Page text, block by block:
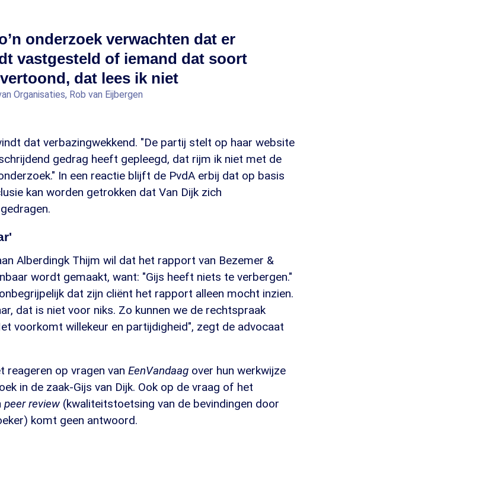
onderzoek verwachten dat er
vastgesteld of iemand dat soort
dat lees ik niet
Organisaties, Rob van Eijbergen
dat verbazingwekkend. "De partij stelt op haar website
gedrag heeft gepleegd, dat rijm ik niet met de
In een reactie blijft de PvdA erbij dat op basis
kan worden getrokken dat Van Dijk zich
Alberdingk Thijm wil dat het rapport van Bezemer &
wordt gemaakt, want: "Gijs heeft niets te verbergen."
dat zijn cliënt het rapport alleen mocht inzien.
dat is niet voor niks. Zo kunnen we de rechtspraak
voorkomt willekeur en partijdigheid", zegt de advocaat
reageren op vragen van EenVandaag over hun werkwijze
in de zaak-Gijs van Dijk. Ook op de vraag of het
peer review (kwaliteitstoetsing van de bevindingen door
komt geen antwoord.